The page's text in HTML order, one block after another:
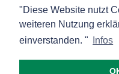
– Werbung
– Mehr über unsere
"Diese Website nutzt
weiteren Nutzung
einverstanden. "
Infos